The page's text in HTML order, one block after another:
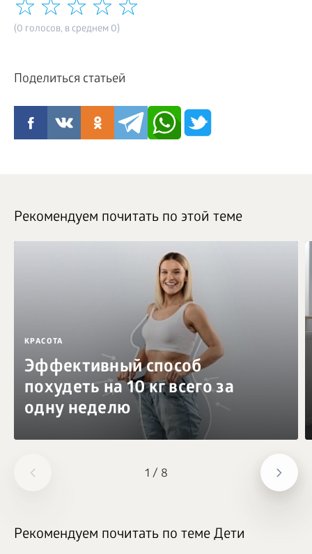
(0 голосов, в среднем 0)
Поделиться статьей
1 / 8
Рекомендуем почитать по этой теме
КРАСОТА
Эффективный способ
похудеть на 10 кг всего за
одну неделю
Рекомендуем почитать по теме Дети